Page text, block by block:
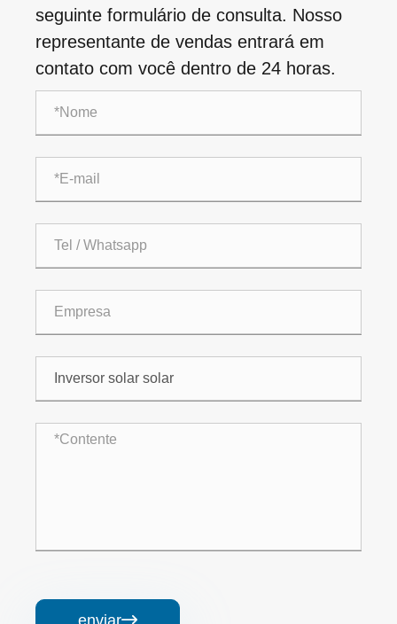
seguinte formulário de consulta. Nosso
representante de vendas entrará em
contato com você dentro de 24 horas.
